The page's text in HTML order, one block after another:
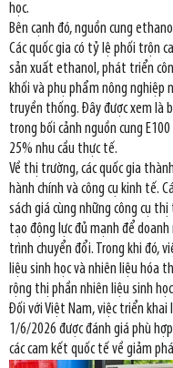
học.
Bên cạnh đó, nguồn cung
Các quốc gia có tỷ lệ phối trộn
sản xuất ethanol, phát triển
khối và phụ phẩm nông nghiệp
truyền thống. Đây được xem là
trong bối cảnh nguồn cung
25% nhu cầu thực tế.
Về thị trường, các quốc gia
hành chính và công cụ kinh tế.
sách giá cùng những công cụ
tạo động lực đủ mạnh để
trình chuyển đổi. Trong khi đó,
liệu sinh học và nhiên liệu hóa
rộng thị phần nhiên liệu sinh
Đối với Việt Nam, việc triển khai
1/6/2026 được đánh giá phù
các cam kết quốc tế về giảm